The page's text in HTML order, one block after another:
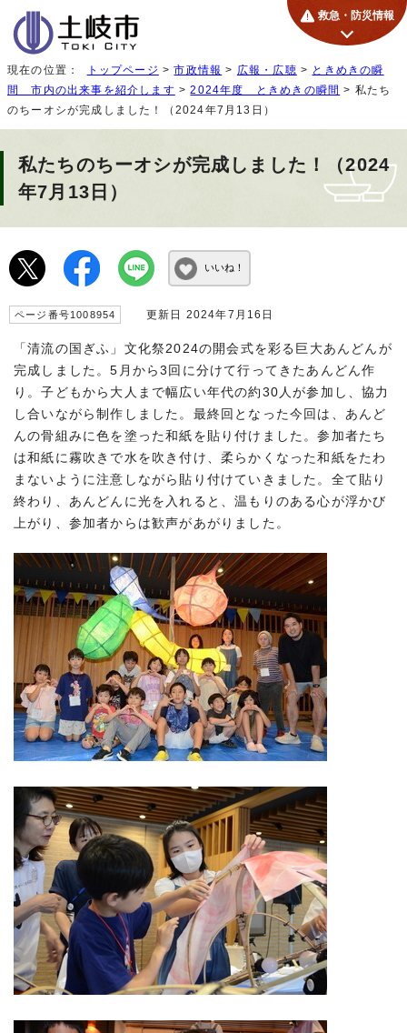
救急・防災情報
現在の位置： トップページ >市政情報 > 広報・広聴 > ときめきの瞬
間 市内の出来事を紹介します >2024年度 ときめきの瞬間 > 私たち
のちーオシが完成しました！（2024年7月13日）
私たちのちーオシが完成しました！（2024
年7月13日）
いいね！
ページ番号1008954 更新日 2024年7月16日
「清流の国ぎふ」文化祭2024の開会式を彩る巨大あんどんが
完成しました。5月から3回に分けて行ってきたあんどん作
り。子どもから大人まで幅広い年代の約30人が参加し、協力
し合いながら制作しました。最終回となった今回は、あんど
んの骨組みに色を塗った和紙を貼り付けました。参加者たち
は和紙に霧吹きで水を吹き付け、柔らかくなった和紙をたわ
まないように注意しながら貼り付けていきました。全て貼り
終わり、あんどんに光を入れると、温もりのある心が浮かび
上がり、参加者からは歓声があがりました。